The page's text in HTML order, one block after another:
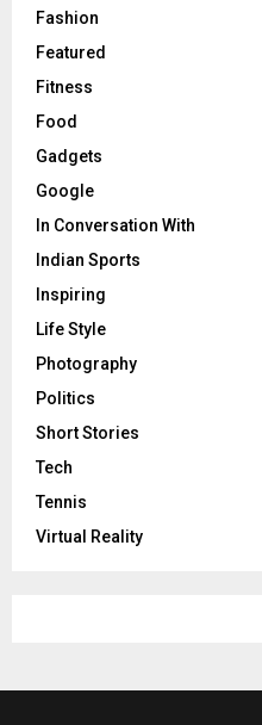
Fashion
Featured
Fitness
Food
Gadgets
Google
In Conversation With
Indian Sports
Inspiring
Life Style
Photography
Politics
Short Stories
Tech
Tennis
Virtual Reality